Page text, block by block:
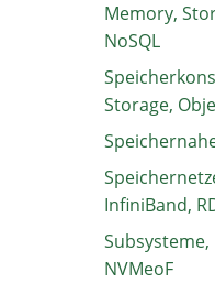
Memory,
NoSQL
Storage,
InfiniBand,
Subsysteme,
NVMeoF